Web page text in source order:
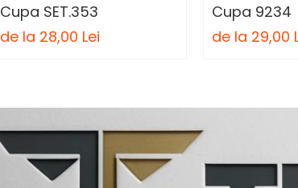
Cupa SET.353
de la 28,00 Lei
Cupa 9234
de la 29,00